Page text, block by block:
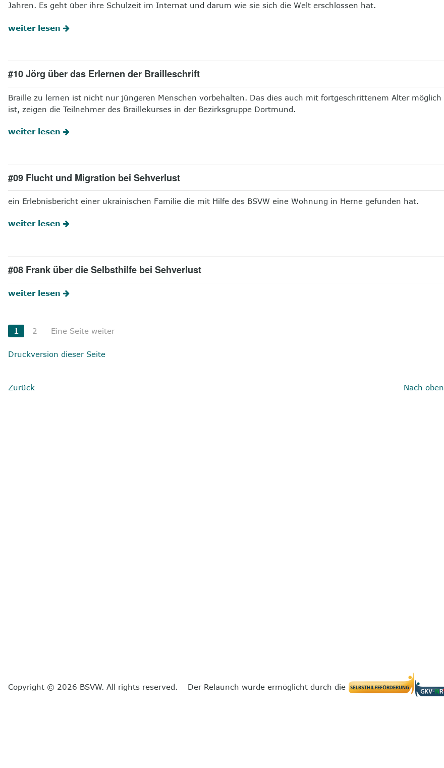
Jahren. Es geht über ihre Schulzeit im Internat und darum wie sie sich die Welt erschlossen hat.
weiter lesen
#10 Jörg über das Erlernen der Brailleschrift
Braille zu lernen ist nicht nur jüngeren Menschen vorbehalten. Das dies auch mit fortgeschrittenem Alter möglich
ist, zeigen die Teilnehmer des Braillekurses in der Bezirksgruppe Dortmund.
weiter lesen
#09 Flucht und Migration bei Sehverlust
ein Erlebnisbericht einer ukrainischen Familie die mit Hilfe des BSVW eine Wohnung in Herne gefunden hat.
weiter lesen
#08 Frank über die Selbsthilfe bei Sehverlust
weiter lesen
1 2 Eine Seite weiter
Druckversion dieser Seite
Zurück Nach oben
Copyright © 2026 BSVW. All rights reserved. Der Relaunch wurde ermöglicht durch die